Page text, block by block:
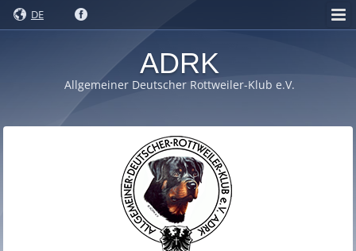
DE
ADRK
Allgemeiner Deutscher Rottweiler-Klub e.V.